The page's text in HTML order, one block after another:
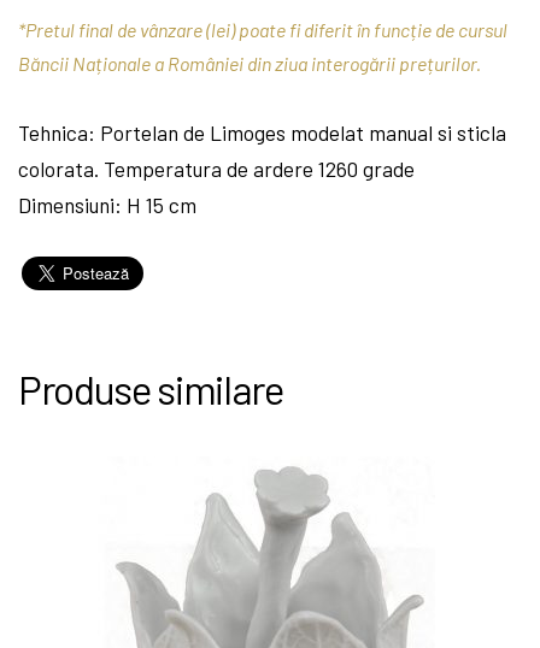
*Pretul final de vânzare (lei) poate fi diferit în funcție de cursul
Băncii Naționale a României din ziua interogării prețurilor.
Tehnica: Portelan de Limoges modelat manual si sticla
colorata. Temperatura de ardere 1260 grade
Dimensiuni: H 15 cm
Produse similare